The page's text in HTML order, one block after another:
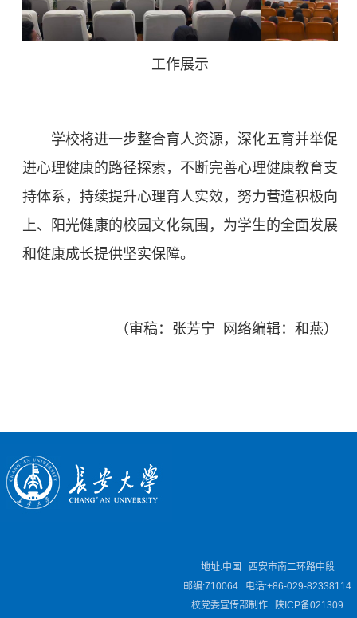
工作展示
学校将进一步整合育人资源，深化五育并举促
进心理健康的路径探索，不断完善心理健康教育支
持体系，持续提升心理育人实效，努力营造积极向
上、阳光健康的校园文化氛围，为学生的全面发展
和健康成长提供坚实保障。
（审稿：张芳宁 网络编辑：和燕）
地址:中国 西安市南二环路中段
邮编:710064 电话:+86-029-82338114
校党委宣传部制作 陕ICP备021309
01of03